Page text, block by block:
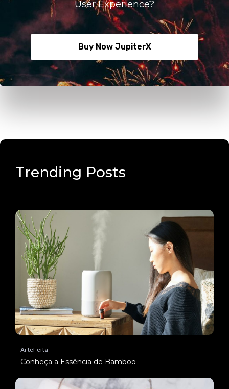
User Experience?
Buy Now JupiterX
Trending Posts
ArteFeita
Conheça a Essência de Bamboo